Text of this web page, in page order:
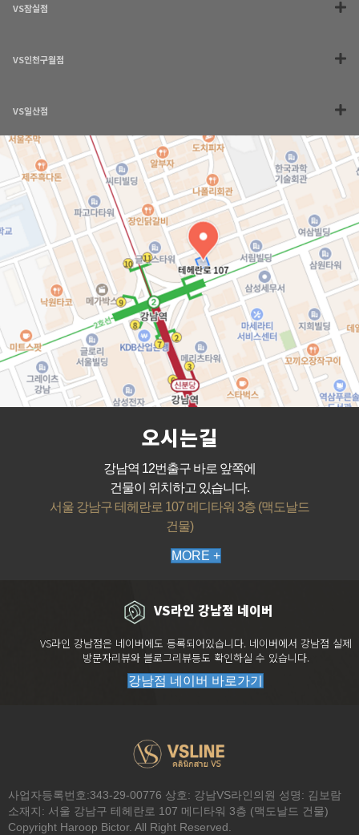
전화문의 카톡상담 네이버톡톡 시술 이벤트
VS잠실점
VS인천구월점
VS일산점
오시는길
강남역 12번출구 바로 앞쪽에
건물이 위치하고 있습니다.
서울 강남구 테헤란로 107 메디타워 3층 (맥도날드
건물)
MORE +
VS라인 강남점 네이버
VS라인 강남점은 네이버에도 등록되어있습니다. 네이버에서 강남점 실제
방문자리뷰와 블로그리뷰등도 확인하실 수 있습니다.
강남점 네이버 바로가기
사업자등록번호:343-29-00776 상호: 강남VS라인의원 성명: 김보람
소재지: 서울 강남구 테헤란로 107 메디타워 3층 (맥도날드 건물)
Copyright Haroop Bictor. All Right Reserved.